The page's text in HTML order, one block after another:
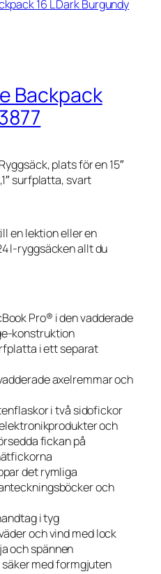
16 L Dark Burgundy
Backpack
plats för en 15″
surfplatta, svart
en lektion eller en
l-ryggsäcken allt du
Pro® i den vadderade
konstruktion
i ett separat
axelremmar och
i två sidofickor
och
fickan på
det rymliga
och
i tyg
och vind med lock
och spännen
säker med formgjuten